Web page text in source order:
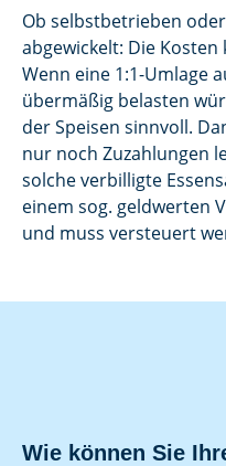
Ob selbstbetrieben
abgewickelt: Die
Wenn eine 1:1-Umlage
übermäßig belasten
der Speisen sinnvoll.
nur noch Zuzahlungen
solche verbilligte
einem sog. geldwerten
und muss versteuert
Wie können Sie